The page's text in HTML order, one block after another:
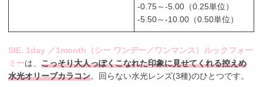
-0.75～-5.00（0.25単位）
-5.50～-10.00（0.50単位）
SIE. 1day ／1month（シー ワンデー／ワンマンス）ルックフォー
ミーは、こっそり大人っぽくこなれた印象に見せてくれる控えめ
水光オリーブカラコン。回らない水光レンズ(3種)のひとつです。